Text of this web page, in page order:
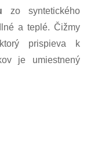
zo syntetického
a teplé. Čižmy
prispieva k
je umiestnený